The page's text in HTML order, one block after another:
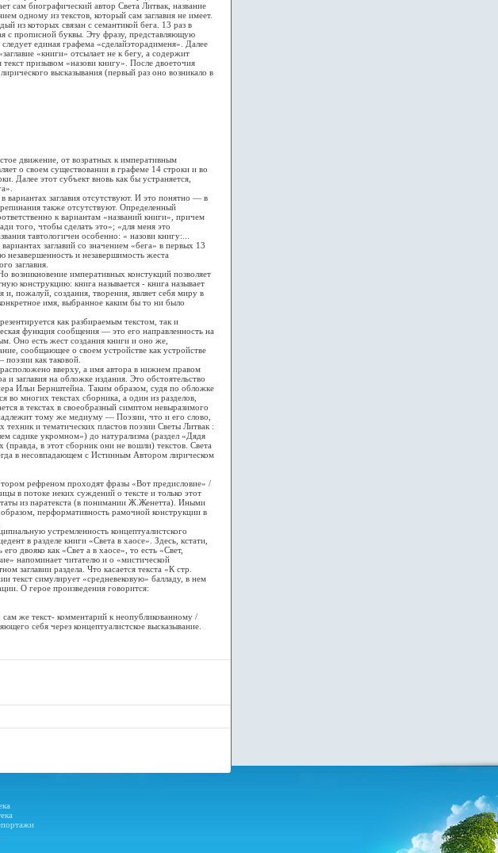
сам биографический автор Света Литвак, название
одному из текстов, который сам заглавия не имеет.
из которых связан с семантикой бега. 13 раз в
с прописной буквы. Эту фразу, представляющую
единая графема «сделайэторадименя». Далее
«книги» отсылает не к бегу, а содержит
призывом «назови книгу». После двоеточия
высказывания (первый раз оно возникало в
движение, от возратных к императивным
о своем существовании в графеме 14 строки и во
Далее этот субъект вновь как бы устраняется,
заглавия отсутствуют. И это понятно — в
также отсутствуют. Определенный
к вариантам «названий книги», причем
того, чтобы сделать это»; «для меня это
тавтологичен особенно: « назови книгу:...
заглавий со значением «бега» в первых 13
незавершенность и незавершимость жеста
заглавия.
императивных констукций позволяет
конструкцию: книга называется - книга называет
и, пожалуй, создания, творения, являет себя миру в
имя, выбранное каким бы то ни было
как разбираемым текстом, так и
функция сообщения — это его направленность на
Оно есть жест создания книги и оно же,
сообщающее о своем устройстве как устройстве
как таковой.
вверху, а имя автора в нижнем правом
заглавия на обложке издания. Это обстоятельство
Ильи Бернштейна. Таким образом, судя по обложке
во многих текстах сборника, а один из разделов,
в текстах в своеобразный симптом невыразимого
тому же медиуму — Поэзии, что и его слово,
и тематических пластов поэзии Светы Литвак :
садике укромном») до натурализма (раздел «Дядя
в этот сборник они не вошли) текстов. Света
в несовпадающем с Истинным Автором лирическом
рефреном проходят фразы «Вот предисловие» /
в потоке неких суждений о тексте и только этот
из паратекста (в понимании Ж.Женетта). Иными
перформативность рамочной конструкции в
устремленность концептуалистского
в разделе книги «Света в хаосе». Здесь, кстати,
двояко как «Свет а в хаосе», то есть «Свет,
напоминает читателю и о «мистической
заглавии раздела. Что касается текста «К стр.
текст симулирует «средневековую» балладу, в нем
О герое произведения говорится:
же текст- комментарий к неопубликованному /
себя через концептуалистское высказывание.